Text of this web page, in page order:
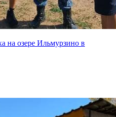
на озере Ильмурзино в